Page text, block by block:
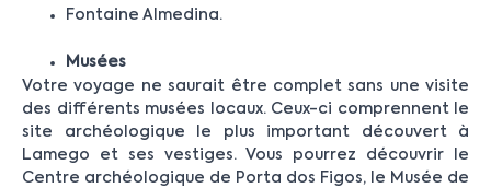
Fontaine Almedina.
Musées
Votre voyage ne saurait être complet sans une visite
des différents musées locaux. Ceux-ci comprennent le
site archéologique le plus important découvert à
Lamego et ses vestiges. Vous pourrez découvrir le
Centre archéologique de Porta dos Figos, le Musée de